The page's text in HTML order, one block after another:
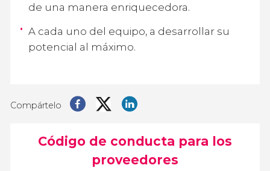
de una manera enriquecedora.
A cada uno del equipo, a desarrollar su
potencial al máximo.
Compártelo
Código de conducta para los
proveedores